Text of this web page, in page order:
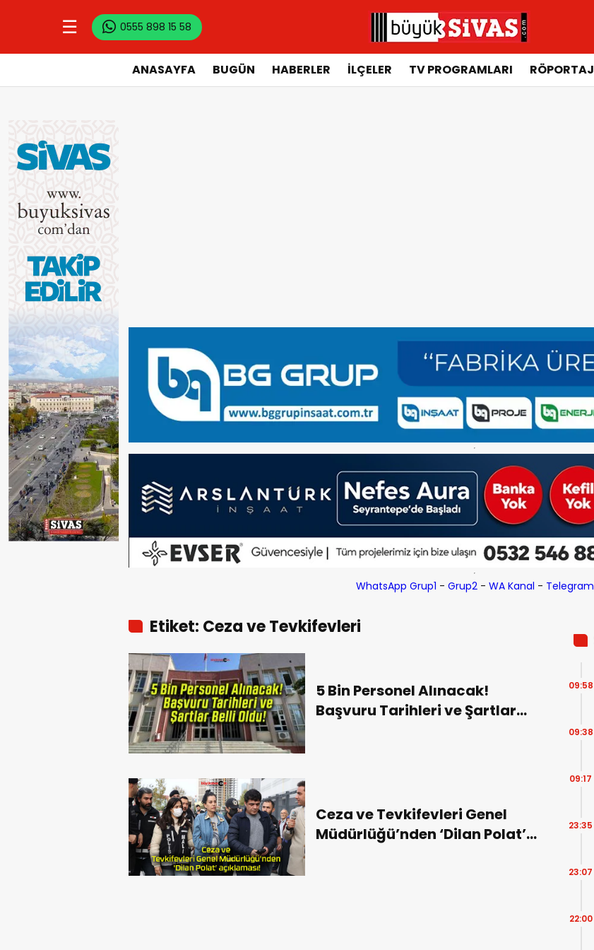
☰ 0555 898 15 58
ANASAYFA BUGÜN HABERLER İLÇELER TV PROGRAMLARI RÖPORTAJ
WhatsApp Grup1 - Grup2- WA Kanal - Telegram
Etiket: Ceza ve Tevkifevleri
5 Bin Personel Alınacak!
Başvuru Tarihleri ve Şartlar
Ceza ve Tevkifevleri Genel
Müdürlüğü’nden ‘Dilan Polat’
09:58
09:38
09:17
23:35
23:07
22:00